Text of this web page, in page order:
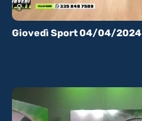
Giovedì Sport 04/04/2024